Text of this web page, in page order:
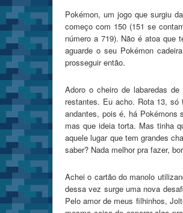
Pokémon, um jogo que surgiu
começo com 150 (151 se
número a 719). Não é atoa que
aguarde o seu Pokémon
prosseguir então.
Adoro o cheiro de labaredas
restantes. Eu acho. Rota 13, só
andantes, pois é, há Pokémons
mas que ideia torta. Mas tinha
aquele lugar que tem grandes
saber? Nada melhor pra fazer,
Achei o cartão do manolo
dessa vez surge uma nova
Pelo amor de meus filhinhos,